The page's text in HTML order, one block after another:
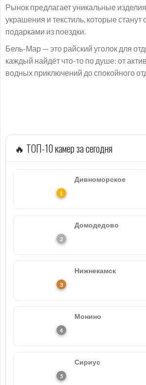
Рынок предлагает уникальные
украшения и текстиль, которые
подарками из поездки.
Бель-Мар — это райский уголок для
каждый найдёт что-то по душе: от
водных приключений до спокойного
🔥 ТОП-10 камер за сегодня
Дивноморское
Домодедово
Нижнекамск
Монино
Сириус